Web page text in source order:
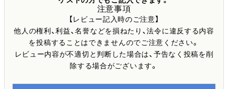
注意事項
【レビュー記入時のご注意】
他人の権利、利益、名誉などを損ねたり、法令に違反する内容
を投稿することはできませんのでご注意ください。
レビュー内容が不適切と判断した場合は、予告なく投稿を削
除する場合がございます。